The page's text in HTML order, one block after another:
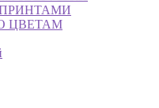
ПРИНТАМИ
ЦВЕТАМ